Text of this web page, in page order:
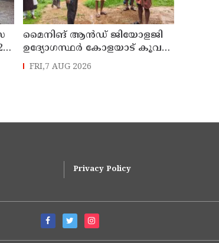
മൈനിങ് ആൻഡ്​ ജിയോളജി
ഉദ്യോഗസ്ഥർ കോളയാട് കൂവ
ഉന്നതി സന്ദർശിച്ചു
FRI,7 AUG 2026
Privacy Policy